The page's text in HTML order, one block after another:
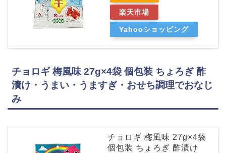
楽天市場
Yahooショッピング
チョロギ 梅風味 27g×4袋 個包装 ちょろぎ 酢
漬け・うまい・うますぎ・おせち調理でおなじ
み
チョロギ 梅風味 27g×4袋
個包装 ちょろぎ 酢漬け